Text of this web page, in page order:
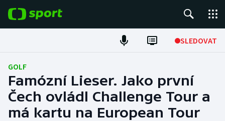
SLEDOVAT
Fotbal
Hokej
Tenis
GOLF
Famózní Lieser. Jako první
Čech ovládl Challenge Tour a
má kartu na European Tour